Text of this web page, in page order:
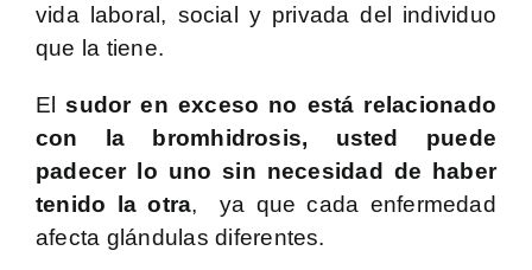
vida laboral, social y privada del individuo
que la tiene.
Elsudor en exceso no está relacionado
con la bromhidrosis, usted puede
padecer lo uno sin necesidad de haber
tenido la otra, ya que cada enfermedad
afecta glándulas diferentes.